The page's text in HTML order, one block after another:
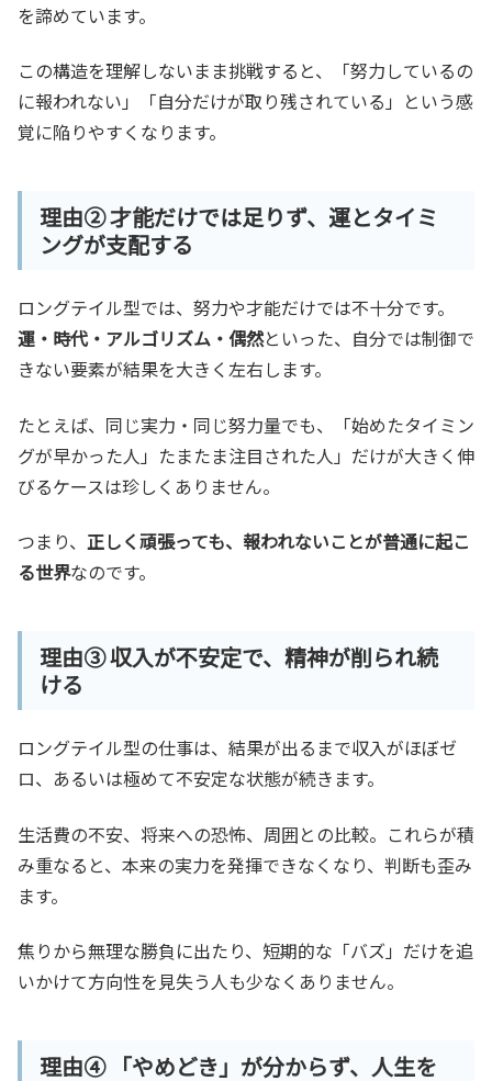
を諦めています。
この構造を理解しないまま挑戦すると、「努力しているの
に報われない」「自分だけが取り残されている」という感
覚に陥りやすくなります。
理由② 才能だけでは足りず、運とタイミ
ングが支配する
ロングテイル型では、努力や才能だけでは不十分です。
運・時代・アルゴリズム・偶然といった、自分では制御で
きない要素が結果を大きく左右します。
たとえば、同じ実力・同じ努力量でも、「始めたタイミン
グが早かった人」たまたま注目された人」だけが大きく伸
びるケースは珍しくありません。
つまり、 正しく頑張っても、報われないことが普通に起こ
る世界なのです。
理由③ 収入が不安定で、精神が削られ続
ける
ロングテイル型の仕事は、結果が出るまで収入がほぼゼ
ロ、あるいは極めて不安定な状態が続きます。
生活費の不安、将来への恐怖、周囲との比較。これらが積
み重なると、本来の実力を発揮できなくなり、判断も歪み
ます。
焦りから無理な勝負に出たり、短期的な「バズ」だけを追
いかけて方向性を見失う人も少なくありません。
理由④ 「やめどき」が分からず、人生を